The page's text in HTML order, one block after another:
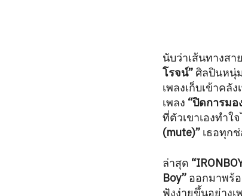
นับว่าเส้นทางส
โรจน์” ศิลปินหนุ่
เพลงเก็บเข้าคลั
เพลง “ปิดการมอ
ที่ตัวเขาเองทำใ
(mute)” เธอทุก
ล่าสุด
Boy” ออกมาพร้
ฟังง่ายขึ้นอย่างเ